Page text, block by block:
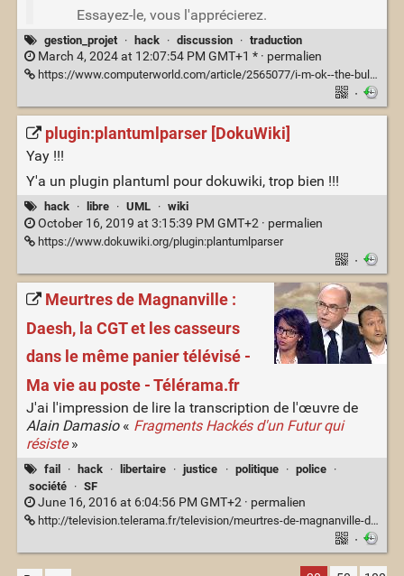
Essayez-le, vous l'apprécierez.
gestion_projet · hack · discussion · traduction
March 4, 2024 at 12:07:54 PM GMT+1 * · permalien
https://www.computerworld.com/article/2565077/i-m-ok--the-bull-is-dead.html
·
plugin:plantumlparser [DokuWiki]
Yay !!!
Y'a un plugin plantuml pour dokuwiki, trop bien !!!
hack · libre · UML · wiki
October 16, 2019 at 3:15:39 PM GMT+2 · permalien
https://www.dokuwiki.org/plugin:plantumlparser
·
Meurtres de Magnanville :
Daesh, la CGT et les casseurs
dans le même panier télévisé -
Ma vie au poste - Télérama.fr
J'ai l'impression de lire la transcription de l'œuvre de
Alain Damasio« Fragments Hackés d'un Futur qui
résiste»
fail · hack · libertaire · justice · politique · police
·
société
· SF
June 16, 2016 at 6:04:56 PM GMT+2 · permalien
http://television.telerama.fr/television/meurtres-de-magnanville-daesh-la-cgt-et-les-casseurs-dans-le-meme-panier-televise,144024.php
·